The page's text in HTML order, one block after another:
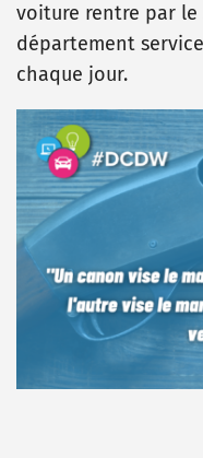
voiture rentre par
département
chaque jour.